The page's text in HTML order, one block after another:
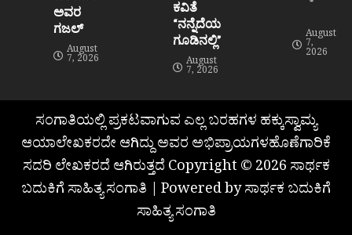
ಅವರ
ಗಜಲ್
August
7, 2026
ಕವಿತೆ
“ನನ್ನೆದೆಯ
ಗೂಡಿನಲ್ಲಿ”
August
7, 2026
August
7,
2026
ಸಂಗಾತಿಯಲ್ಲಿ ಪ್ರಕಟವಾಗುವ ಎಲ್ಲ ಬರಹಗಳ ಹಕ್ಕುಸ್ವಾಮ್ಯ
ಆಯಾಲೇಖಕರದೇ ಆಗಿದ್ದು ಅವರ ಅಭಿಪ್ರಾಯಗಳಹೊಣೆಗಾರಿಕೆ
ಸದರಿ ಲೇಖಕರದೆ ಆಗಿರುತ್ತದೆ Copyright © 2026 ಸಾರ್ಥಕ
ಬದುಕಿಗೆ ಸಾಹಿತ್ಯ ಸಂಗಾತಿ | Powered by ಸಾರ್ಥಕ ಬದುಕಿಗೆ
ಸಾಹಿತ್ಯ ಸಂಗಾತಿ